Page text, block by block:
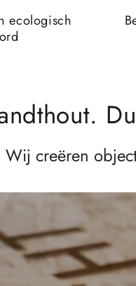
ecologisch
Wij creëren